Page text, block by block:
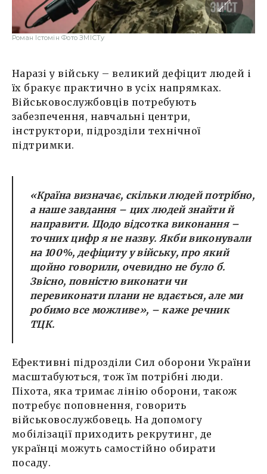
Роман Істомін Фото ЗМІСТу
Наразі у війську – великий дефіцит людей і
їх бракує практично в усіх напрямках.
Військовослужбовців потребують
забезпечення, навчальні центри,
інструктори, підрозділи технічної
підтримки.
«Країна визначає, скільки людей потрібно,
а наше завдання – цих людей знайти й
направити. Щодо відсотка виконання –
точних цифр я не назву. Якби виконували
на 100%, дефіциту у війську, про який
щойно говорили, очевидно не було б.
Звісно, повністю виконати чи
перевиконати плани не вдається, але ми
робимо все можливе», – каже речник
ТЦК.
Ефективні підрозділи Сил оборони України
масштабуються, тож їм потрібні люди.
Піхота, яка тримає лінію оборони, також
потребує поповнення, говорить
військовослужбовець. На допомогу
мобілізації приходить рекрутинг, де
українці можуть самостійно обирати
посаду.